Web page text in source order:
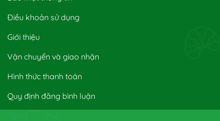
Điều khoản sử dụng
Giới thiệu
Vận chuyển và giao nhận
Hình thức thanh toán
Quy định đăng bình luận